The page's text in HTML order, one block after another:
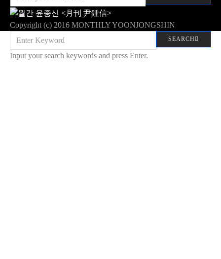
Copyright (c) 2016 MONTHLY YOONJONGSHIN
FOR:
SEARCH
Input your search keywords and press Enter.